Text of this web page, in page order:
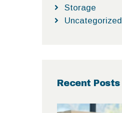
Storage
Uncategorized
Recent Posts